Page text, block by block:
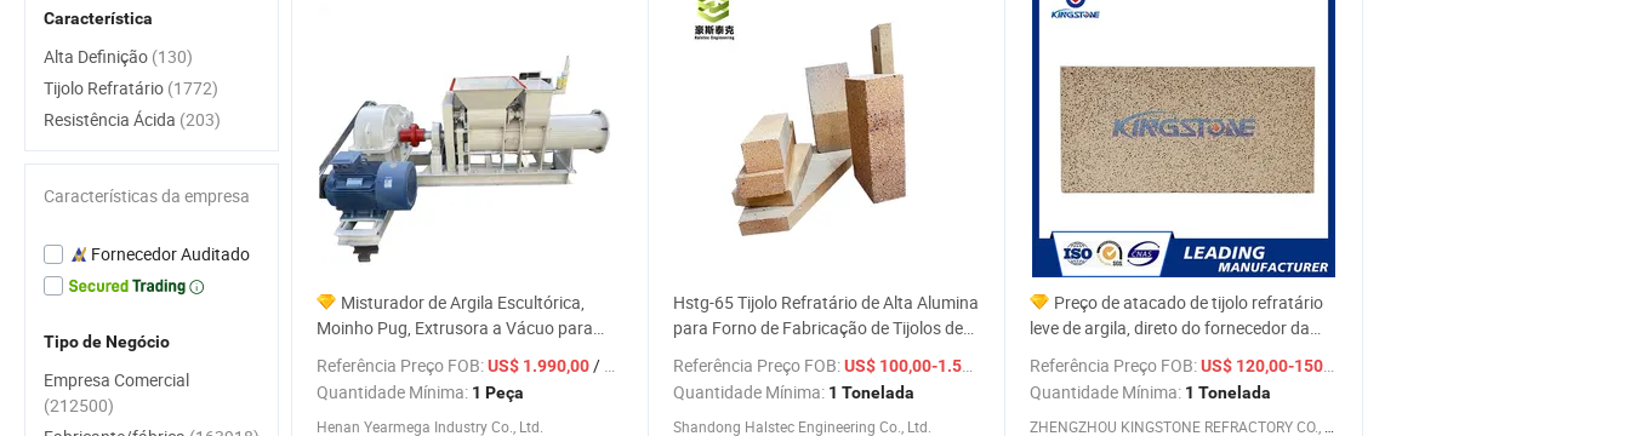
Misturador de Argila Escultórica,
Moinho Pug, Extrusora a Vácuo para
Fazer Tijolo
Referência Preço FOB:US$ 1.990,00/ Peça
Quantidade Mínima: 1 Peça
Henan Yearmega Industry Co., Ltd.
Hstg-65 Tijolo Refratário de Alta Alumina
para Forno de Fabricação de Tijolos de
Argila
Referência Preço FOB:US$ 100,00-1.500,00
/ Tonelada
Quantidade Mínima: 1 Tonelada
Shandong Halstec Engineering Co., Ltd.
Preço de atacado de tijolo refratário
leve de argila, direto do fornecedor da
China
Referência Preço FOB:US$ 120,00-150,00
Quantidade Mínima: 1 Tonelada
Característica
Alta Definição (130)
Tijolo Refratário (1772)
Resistência Ácida (203)
Características da empresa
Fornecedor Auditado
Tipo de Negócio
Empresa Comercial
(212500)